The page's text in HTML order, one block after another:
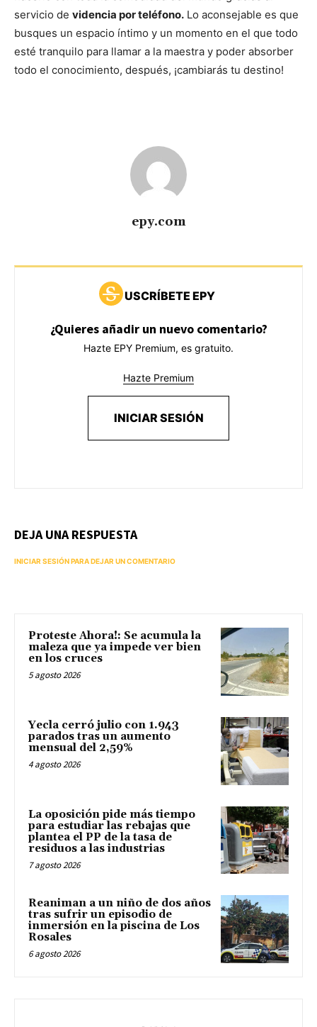
servicio de videncia por teléfono. Lo aconsejable es que
busques un espacio íntimo y un momento en el que todo
esté tranquilo para llamar a la maestra y poder absorber
todo el conocimiento, después, ¡cambiarás tu destino!
epy.com
USCRÍBETE EPY
¿Quieres añadir un nuevo comentario?
Hazte EPY Premium, es gratuito.
Hazte Premium
INICIAR SESIÓN
DEJA UNA RESPUESTA
INICIAR SESIÓN PARA DEJAR UN COMENTARIO
Proteste Ahora!: Se acumula la
maleza que ya impede ver bien
en los cruces
5 agosto 2026
Yecla cerró julio con 1.943
parados tras un aumento
mensual del 2,59%
4 agosto 2026
La oposición pide más tiempo
para estudiar las rebajas que
plantea el PP de la tasa de
residuos a las industrias
7 agosto 2026
Reaniman a un niño de dos años
tras sufrir un episodio de
inmersión en la piscina de Los
Rosales
6 agosto 2026